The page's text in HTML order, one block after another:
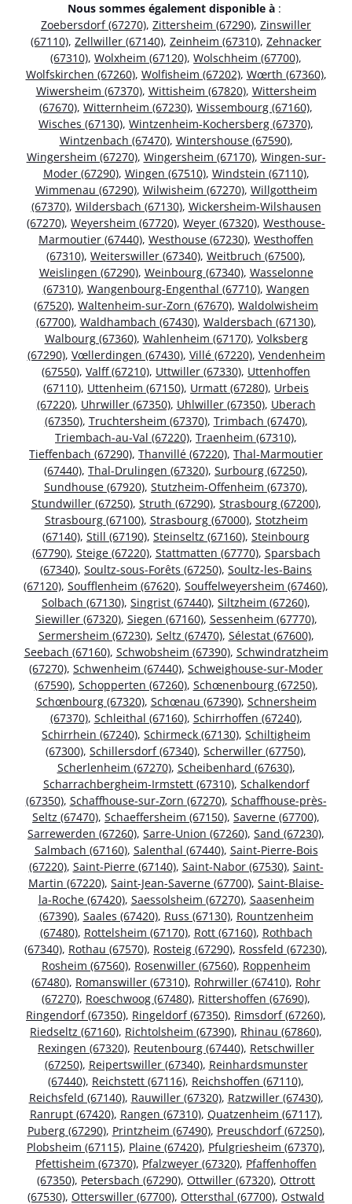
Nous sommes également disponible à :
Zoebersdorf (67270), Zittersheim (67290), Zinswiller
(67110), Zellwiller (67140), Zeinheim (67310), Zehnacker
(67310), Wolxheim (67120), Wolschheim (67700),
Wolfskirchen (67260), Wolfisheim (67202), Wœrth (67360),
Wiwersheim (67370), Wittisheim (67820), Wittersheim
(67670), Witternheim (67230), Wissembourg (67160),
Wisches (67130), Wintzenheim-Kochersberg (67370),
Wintzenbach (67470), Wintershouse (67590),
Wingersheim (67270), Wingersheim (67170), Wingen-sur-
Moder (67290), Wingen (67510), Windstein (67110),
Wimmenau (67290), Wilwisheim (67270), Willgottheim
(67370), Wildersbach (67130), Wickersheim-Wilshausen
(67270), Weyersheim (67720), Weyer (67320), Westhouse-
Marmoutier (67440), Westhouse (67230), Westhoffen
(67310), Weiterswiller (67340), Weitbruch (67500),
Weislingen (67290), Weinbourg (67340), Wasselonne
(67310), Wangenbourg-Engenthal (67710), Wangen
(67520), Waltenheim-sur-Zorn (67670), Waldolwisheim
(67700), Waldhambach (67430), Waldersbach (67130),
Walbourg (67360), Wahlenheim (67170), Volksberg
(67290), Vœllerdingen (67430), Villé (67220), Vendenheim
(67550), Valff (67210), Uttwiller (67330), Uttenhoffen
(67110), Uttenheim (67150), Urmatt (67280), Urbeis
(67220), Uhrwiller (67350), Uhlwiller (67350), Uberach
(67350), Truchtersheim (67370), Trimbach (67470),
Triembach-au-Val (67220), Traenheim (67310),
Tieffenbach (67290), Thanvillé (67220), Thal-Marmoutier
(67440), Thal-Drulingen (67320), Surbourg (67250),
Sundhouse (67920), Stutzheim-Offenheim (67370),
Stundwiller (67250), Struth (67290), Strasbourg (67200),
Strasbourg (67100), Strasbourg (67000), Stotzheim
(67140), Still (67190), Steinseltz (67160), Steinbourg
(67790), Steige (67220), Stattmatten (67770), Sparsbach
(67340), Soultz-sous-Forêts (67250), Soultz-les-Bains
(67120), Soufflenheim (67620), Souffelweyersheim (67460),
Solbach (67130), Singrist (67440), Siltzheim (67260),
Siewiller (67320), Siegen (67160), Sessenheim (67770),
Sermersheim (67230), Seltz (67470), Sélestat (67600),
Seebach (67160), Schwobsheim (67390), Schwindratzheim
(67270), Schwenheim (67440), Schweighouse-sur-Moder
(67590), Schopperten (67260), Schœnenbourg (67250),
Schœnbourg (67320), Schœnau (67390), Schnersheim
(67370), Schleithal (67160), Schirrhoffen (67240),
Schirrhein (67240), Schirmeck (67130), Schiltigheim
(67300), Schillersdorf (67340), Scherwiller (67750),
Scherlenheim (67270), Scheibenhard (67630),
Scharrachbergheim-Irmstett (67310), Schalkendorf
(67350), Schaffhouse-sur-Zorn (67270), Schaffhouse-près-
Seltz (67470), Schaeffersheim (67150), Saverne (67700),
Sarrewerden (67260), Sarre-Union (67260), Sand (67230),
Salmbach (67160), Salenthal (67440), Saint-Pierre-Bois
(67220), Saint-Pierre (67140), Saint-Nabor (67530), Saint-
Martin (67220), Saint-Jean-Saverne (67700), Saint-Blaise-
la-Roche (67420), Saessolsheim (67270), Saasenheim
(67390), Saales (67420), Russ (67130), Rountzenheim
(67480), Rottelsheim (67170), Rott (67160), Rothbach
(67340), Rothau (67570), Rosteig (67290), Rossfeld (67230),
Rosheim (67560), Rosenwiller (67560), Roppenheim
(67480), Romanswiller (67310), Rohrwiller (67410), Rohr
(67270), Roeschwoog (67480), Rittershoffen (67690),
Ringendorf (67350), Ringeldorf (67350), Rimsdorf (67260),
Riedseltz (67160), Richtolsheim (67390), Rhinau (67860),
Rexingen (67320), Reutenbourg (67440), Retschwiller
(67250), Reipertswiller (67340), Reinhardsmunster
(67440), Reichstett (67116), Reichshoffen (67110),
Reichsfeld (67140), Rauwiller (67320), Ratzwiller (67430),
Ranrupt (67420), Rangen (67310), Quatzenheim (67117),
Puberg (67290), Printzheim (67490), Preuschdorf (67250),
Plobsheim (67115), Plaine (67420), Pfulgriesheim (67370),
Pfettisheim (67370), Pfalzweyer (67320), Pfaffenhoffen
(67350), Petersbach (67290), Ottwiller (67320), Ottrott
(67530), Otterswiller (67700), Ottersthal (67700), Ostwald